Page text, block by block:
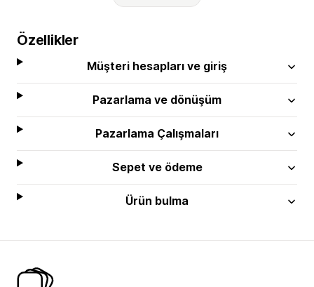
Özellikler
Müşteri hesapları ve giriş
Pazarlama ve dönüşüm
Pazarlama Çalışmaları
Sepet ve ödeme
Ürün bulma